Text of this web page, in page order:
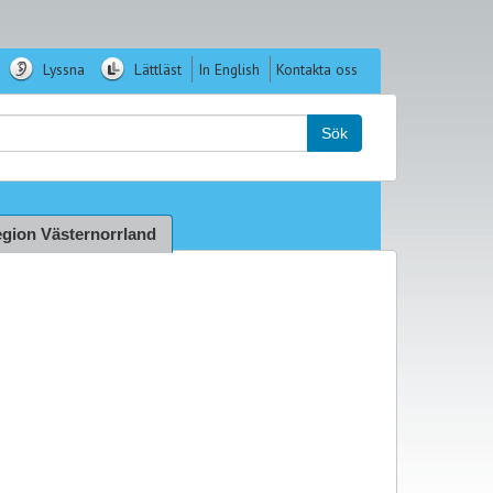
Lyssna Lättläst In English Kontakta oss
Sök
Västernorrland